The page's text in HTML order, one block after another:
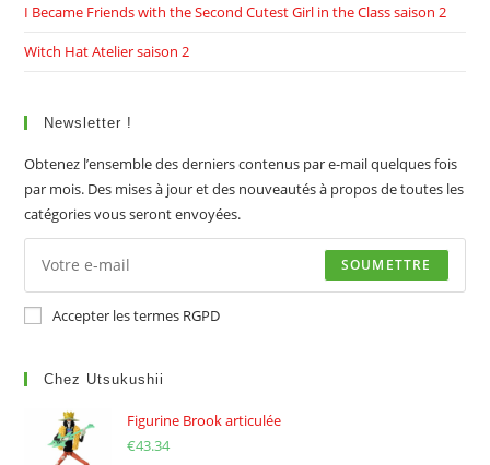
I Became Friends with the Second Cutest Girl in the Class saison 2
Witch Hat Atelier saison 2
Newsletter !
Obtenez l’ensemble des derniers contenus par e-mail quelques fois
par mois. Des mises à jour et des nouveautés à propos de toutes les
catégories vous seront envoyées.
SOUMETTRE
Accepter les termes RGPD
Chez Utsukushii
Figurine Brook articulée
€43.34